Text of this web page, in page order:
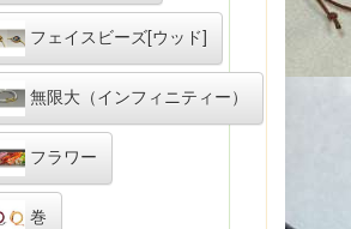
フェイスビーズ[ウッド]
無限大（インフィニティー）
フラワー
巻